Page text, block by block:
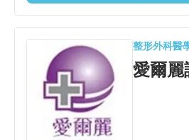
整形外科醫
愛爾麗